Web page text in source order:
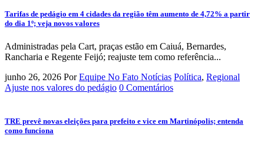
Tarifas de pedágio em 4 cidades da região têm aumento de 4,72% a partir
do dia 1º; veja novos valores
Administradas pela Cart, praças estão em Caiuá, Bernardes,
Rancharia e Regente Feijó; reajuste tem como referência...
junho 26, 2026 Por Equipe No Fato Notícias Política, Regional
Ajuste nos valores do pedágio 0 Comentários
TRE prevê novas eleições para prefeito e vice em Martinópolis; entenda
como funciona